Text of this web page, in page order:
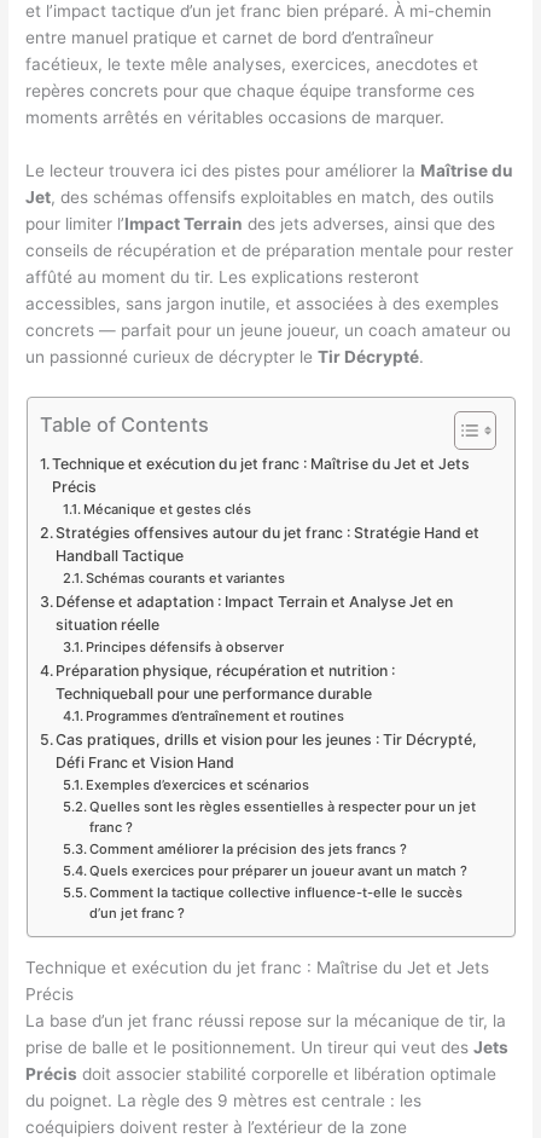
et l’impact tactique d’un jet franc bien préparé. À mi-chemin
entre manuel pratique et carnet de bord d’entraîneur
facétieux, le texte mêle analyses, exercices, anecdotes et
repères concrets pour que chaque équipe transforme ces
moments arrêtés en véritables occasions de marquer.
Le lecteur trouvera ici des pistes pour améliorer la Maîtrise du
Jet, des schémas offensifs exploitables en match, des outils
pour limiter l’Impact Terrain des jets adverses, ainsi que des
conseils de récupération et de préparation mentale pour rester
affûté au moment du tir. Les explications resteront
accessibles, sans jargon inutile, et associées à des exemples
concrets — parfait pour un jeune joueur, un coach amateur ou
un passionné curieux de décrypter leTir Décrypté.
Table of Contents
Technique et exécution du jet franc : Maîtrise du Jet et Jets
Précis
Mécanique et gestes clés
Stratégies offensives autour du jet franc : Stratégie Hand et
Handball Tactique
Schémas courants et variantes
Défense et adaptation : Impact Terrain et Analyse Jet en
situation réelle
Principes défensifs à observer
Préparation physique, récupération et nutrition :
Techniqueball pour une performance durable
Programmes d’entraînement et routines
Cas pratiques, drills et vision pour les jeunes : Tir Décrypté,
Défi Franc et Vision Hand
Exemples d’exercices et scénarios
Quelles sont les règles essentielles à respecter pour un jet
franc ?
Comment améliorer la précision des jets francs ?
Quels exercices pour préparer un joueur avant un match ?
Comment la tactique collective influence-t-elle le succès
d’un jet franc ?
Technique et exécution du jet franc : Maîtrise du Jet et Jets
Précis
La base d’un jet franc réussi repose sur la mécanique de tir, la
prise de balle et le positionnement. Un tireur qui veut desJets
Précis doit associer stabilité corporelle et libération optimale
du poignet. La règle des 9 mètres est centrale : les
coéquipiers doivent rester à l’extérieur de la zone